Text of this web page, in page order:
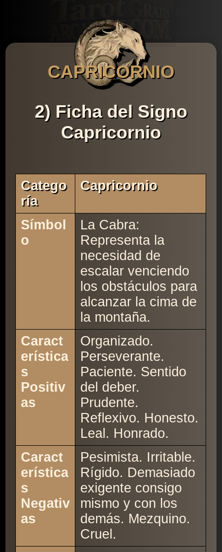
CAPRICORNIO
2) Ficha del Signo
Capricornio
Catego
Ría
Capricornio
Símbol
o
La Cabra:
Representa la
necesidad de
escalar venciendo
los obstáculos para
alcanzar la cima de
la montaña.
Caract
erística
s
Positiv
as
Organizado.
Perseverante.
Paciente. Sentido
del deber.
Prudente.
Reflexivo. Honesto.
Leal. Honrado.
Caract
erística
s
Negativ
as
Pesimista. Irritable.
Rígido. Demasiado
exigente consigo
mismo y con los
demás. Mezquino.
Cruel.